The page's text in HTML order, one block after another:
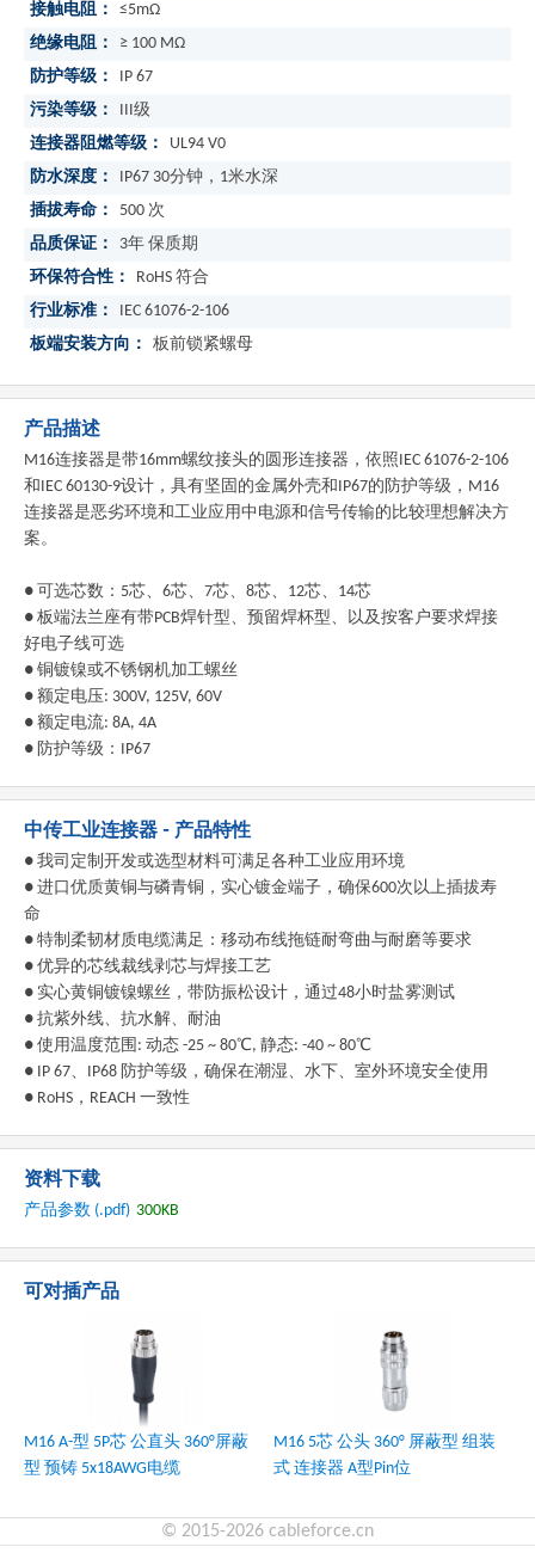
接触电阻：
≤5mΩ
绝缘电阻：
≥ 100 MΩ
防护等级：
IP 67
污染等级：
III级
连接器阻燃等级：
UL94 V0
防水深度：
IP67 30分钟，1米水深
插拔寿命：
500 次
品质保证：
3年 保质期
环保符合性：
RoHS 符合
行业标准：
IEC 61076-2-106
板端安装方向：
板前锁紧螺母
产品描述
M16连接器是带16mm螺纹接头的圆形连接器，依照IEC 61076-2-106
和IEC 60130-9设计，具有坚固的金属外壳和IP67的防护等级，M16
连接器是恶劣环境和工业应用中电源和信号传输的比较理想解决方
案。
● 可选芯数：5芯、6芯、7芯、8芯、12芯、14芯
● 板端法兰座有带PCB焊针型、预留焊杯型、以及按客户要求焊接
好电子线可选
● 铜镀镍或不锈钢机加工螺丝
● 额定电压: 300V, 125V, 60V
● 额定电流: 8A, 4A
● 防护等级：IP67
中传工业连接器 - 产品特性
● 我司定制开发或选型材料可满足各种工业应用环境
● 进口优质黄铜与磷青铜，实心镀金端子，确保600次以上插拔寿
命
● 特制柔韧材质电缆满足：移动布线拖链耐弯曲与耐磨等要求
● 优异的芯线裁线剥芯与焊接工艺
● 实心黄铜镀镍螺丝，带防振松设计，通过48小时盐雾测试
● 抗紫外线、抗水解、耐油
● 使用温度范围: 动态 -25 ~ 80℃, 静态: -40 ~ 80℃
● IP 67、IP68 防护等级，确保在潮湿、水下、室外环境安全使用
● RoHS，REACH 一致性
资料下载
产品参数 (.pdf) 300KB
可对插产品
M16 A-型 5P芯 公直头 360°屏蔽
型 预铸 5x18AWG电缆
M16 5芯 公头 360° 屏蔽型 组装
式 连接器 A型Pin位
© 2015-2026 cableforce.cn